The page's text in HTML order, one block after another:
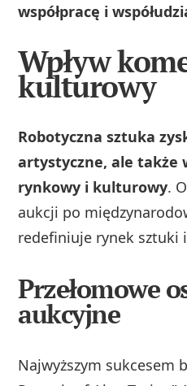
współpracę i
Wpływ
kulturowy
Robotyczna sztuka
artystyczne, ale także
rynkowy i kulturowy.
aukcji po
redefiniuje rynek sztuki
Przełomowe
aukcyjne
Najwyższym sukcesem